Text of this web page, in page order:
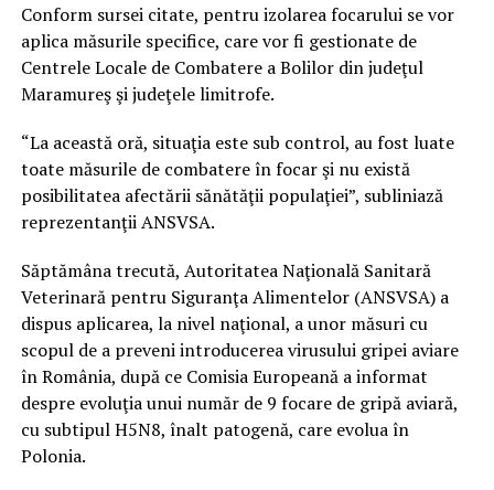
Conform sursei citate, pentru izolarea focarului se vor
aplica măsurile specifice, care vor fi gestionate de
Centrele Locale de Combatere a Bolilor din judeţul
Maramureş şi judeţele limitrofe.
“La această oră, situaţia este sub control, au fost luate
toate măsurile de combatere în focar şi nu există
posibilitatea afectării sănătăţii populaţiei”, subliniază
reprezentanţii ANSVSA.
Săptămâna trecută, Autoritatea Naţională Sanitară
Veterinară pentru Siguranţa Alimentelor (ANSVSA) a
dispus aplicarea, la nivel naţional, a unor măsuri cu
scopul de a preveni introducerea virusului gripei aviare
în România, după ce Comisia Europeană a informat
despre evoluţia unui număr de 9 focare de gripă aviară,
cu subtipul H5N8, înalt patogenă, care evolua în
Polonia.